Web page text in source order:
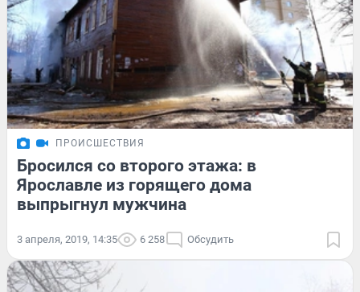
ПРОИСШЕСТВИЯ
Бросился со второго этажа: в
Ярославле из горящего дома
выпрыгнул мужчина
3 апреля, 2019, 14:35 6 258 Обсудить